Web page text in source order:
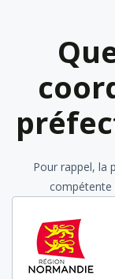
Pour rappel, la
compétente